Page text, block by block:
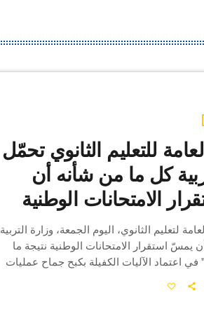
للتعليم الثانوي تحمّل
كل ما من شأنه أن
الامتحانات الوطنية
لتعليم الثانوي، اليوم الجمعة، وزارة التربية
يمسّ استقرار الامتحانات الوطنية نتيجة ما
في اعتماد الآليات الكفيلة بكبح جماح عمليات
أن تكرّر تسريبات اختبارات امتحان البكالوريا